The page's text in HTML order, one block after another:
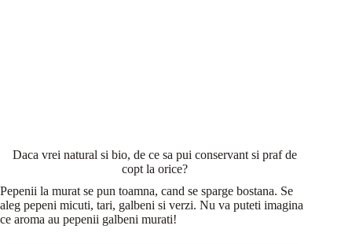
Daca vrei natural si bio, de ce sa pui conservant si praf de
copt la orice?
Pepenii la murat se pun toamna, cand se sparge bostana. Se
aleg pepeni micuti, tari, galbeni si verzi. Nu va puteti imagina
ce aroma au pepenii galbeni murati!